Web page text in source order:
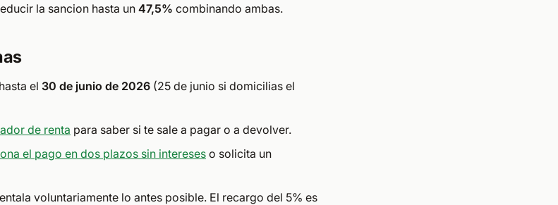
la sancion hasta un47,5% combinando ambas.
el 30 de junio de 2026 (25 de junio si domicilias el
de renta para saber si te sale a pagar o a devolver.
el pago en dos plazos sin intereses o solicita un
voluntariamente lo antes posible. El recargo del 5% es